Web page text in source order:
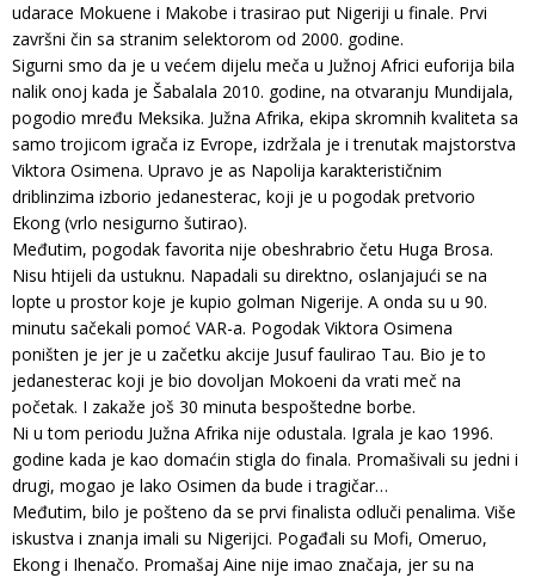
udarace Mokuene i Makobe i trasirao put Nigeriji u finale. Prvi
završni čin sa stranim selektorom od 2000. godine.
Sigurni smo da je u većem dijelu meča u Južnoj Africi euforija bila
nalik onoj kada je Šabalala 2010. godine, na otvaranju Mundijala,
pogodio mređu Meksika. Južna Afrika, ekipa skromnih kvaliteta sa
samo trojicom igrača iz Evrope, izdržala je i trenutak majstorstva
Viktora Osimena. Upravo je as Napolija karakterističnim
driblinzima izborio jedanesterac, koji je u pogodak pretvorio
Ekong (vrlo nesigurno šutirao).
Međutim, pogodak favorita nije obeshrabrio četu Huga Brosa.
Nisu htijeli da ustuknu. Napadali su direktno, oslanjajući se na
lopte u prostor koje je kupio golman Nigerije. A onda su u 90.
minutu sačekali pomoć VAR-a. Pogodak Viktora Osimena
poništen je jer je u začetku akcije Jusuf faulirao Tau. Bio je to
jedanesterac koji je bio dovoljan Mokoeni da vrati meč na
početak. I zakaže još 30 minuta bespoštedne borbe.
Ni u tom periodu Južna Afrika nije odustala. Igrala je kao 1996.
godine kada je kao domaćin stigla do finala. Promašivali su jedni i
drugi, mogao je lako Osimen da bude i tragičar…
Međutim, bilo je pošteno da se prvi finalista odluči penalima. Više
iskustva i znanja imali su Nigerijci. Pogađali su Mofi, Omeruo,
Ekong i Ihenačo. Promašaj Aine nije imao značaja, jer su na